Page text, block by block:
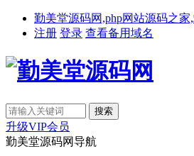
勤美堂源码网,php网站源码之家
注册 登录 查看备用域名
升级VIP会员
勤美堂源码网导航